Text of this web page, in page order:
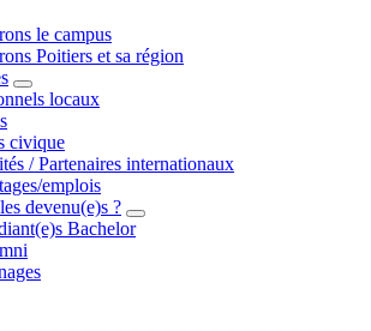
le campus
Poitiers et sa région
locaux
civique
/ Partenaires internationaux
emplois
devenu(e)s ?
Bachelor